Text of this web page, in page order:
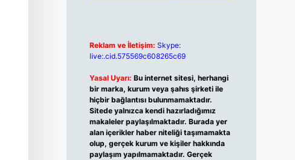
Reklam ve İletişim: Skype:
live:.cid.575569c608265c69
Yasal Uyarı: Bu internet sitesi, herhangi
bir marka, kurum veya şahıs şirketi ile
hiçbir bağlantısı bulunmamaktadır.
Sitede yalnızca kendi hazırladığımız
makaleler paylaşılmaktadır. Burada yer
alan içerikler haber niteliği taşımamakta
olup, gerçek kurum ve kişiler hakkında
paylaşım yapılmamaktadır. Gerçek